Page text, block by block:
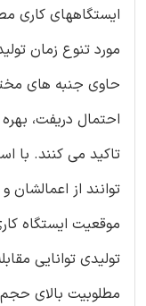
ایستگاههای کاری
مورد تنوع زمان
حاوی جنبه های
احتمال دریفت،
تاکید می کنند. با
توانند از
موقعیت ایستگاه
تولیدی توانایی
مطلوبیت بالای